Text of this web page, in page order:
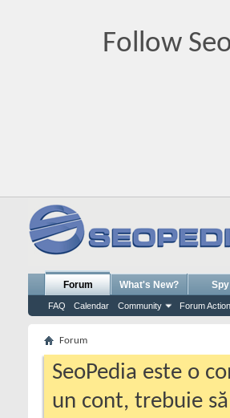
Follow
Forum
FAQ Calendar Community Forum
What's New? Spy
Forum
SeoPedia este o
un cont, trebuie